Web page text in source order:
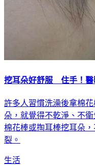
挖耳朵好舒服 住手！醫
許多人習慣洗澡後拿棉
朵，就覺得不乾淨、不
棉花棒或掏耳棒挖耳朵
裂。
生活